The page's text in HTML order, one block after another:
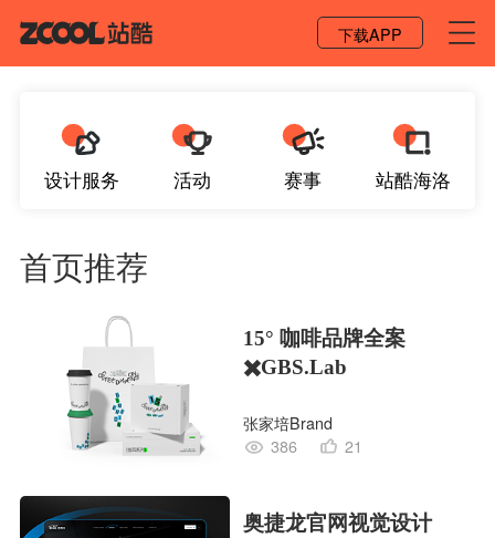
下载APP
设计服务 活动 赛事 站酷海洛
首页推荐
15° 咖啡品牌全案
✖️GBS.Lab
张家培Brand
386
21
奥捷龙官网视觉设计